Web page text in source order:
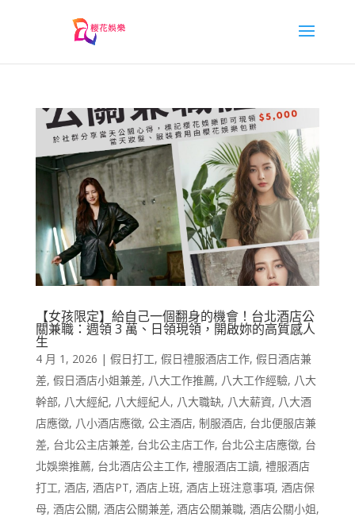
【女孩限定】給自己一個翻身的機會！台北酒店公
關兼職：週領 3 萬、日領現領，開啟妳的高質感人
生
4 月 1, 2026 | 假日打工, 假日禮服酒店工作, 假日酒店兼
差, 假日酒店小姐兼差, 八大工作推薦, 八大工作經驗, 八大
幹部, 八大經紀, 八大經紀人, 八大職缺, 八大薪資, 八大酒
店應徵, 八小酒店應徵, 公主酒店, 制服酒店, 台北便服店兼
差, 台北公主店兼差, 台北公主店工作, 台北公主店應徵, 台
北娛樂推薦, 台北酒店公主工作, 禮服酒店工讀, 禮服酒店
打工, 酒店, 酒店PT, 酒店上班, 酒店上班注意事項, 酒店保
母, 酒店公關, 酒店公關兼差, 酒店公關兼職, 酒店公關小姐,